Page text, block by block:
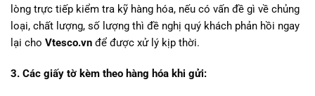
lòng trực tiếp kiểm tra kỹ hàng hóa, nếu có vấn đề gì về chủng
loại, chất lượng, số lượng thì đề nghị quý khách phản hồi ngay
lại cho Vtesco.vn để được xử lý kịp thời.
3. Các giấy tờ kèm theo hàng hóa khi gửi: